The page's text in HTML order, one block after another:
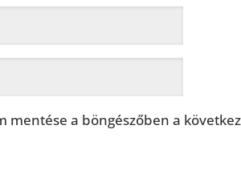
a böngészőben a